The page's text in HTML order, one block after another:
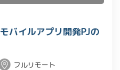
バイルアプリ開発PJの
フルリモート